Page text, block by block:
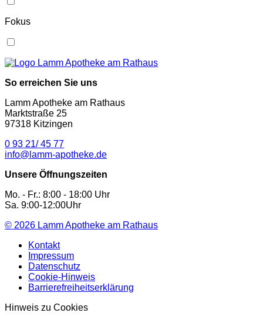
Fokus
So erreichen Sie uns
Lamm Apotheke am Rathaus
Marktstraße 25
97318 Kitzingen
0 93 21/ 45 77
info@lamm-apotheke.de
Unsere Öffnungszeiten
Mo. - Fr.: 8:00 - 18:00 Uhr
Sa. 9:00-12:00Uhr
© 2026 Lamm Apotheke am Rathaus
Kontakt
Impressum
Datenschutz
Cookie-Hinweis
Barrierefreiheitserklärung
Hinweis zu Cookies